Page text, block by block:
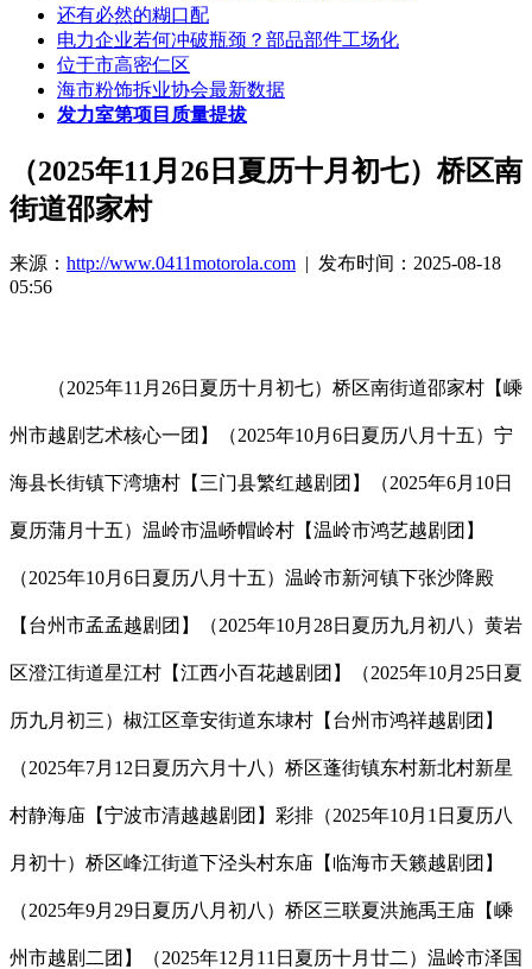
还有必然的糊口配
电力企业若何冲破瓶颈？部品部件工场化
位于市高密仁区
海市粉饰拆业协会最新数据
发力室第项目质量提拔
（2025年11月26日夏历十月初七）桥区南
街道邵家村
来源： http://www.0411motorola.com | 发布时间：2025-08-18
05:56
（2025年11月26日夏历十月初七）桥区南街道邵家村【嵊
州市越剧艺术核心一团】（2025年10月6日夏历八月十五）宁
海县长街镇下湾塘村【三门县繁红越剧团】（2025年6月10日
夏历蒲月十五）温岭市温峤帽岭村【温岭市鸿艺越剧团】
（2025年10月6日夏历八月十五）温岭市新河镇下张沙降殿
【台州市孟孟越剧团】（2025年10月28日夏历九月初八）黄岩
区澄江街道星江村【江西小百花越剧团】（2025年10月25日夏
历九月初三）椒江区章安街道东埭村【台州市鸿祥越剧团】
（2025年7月12日夏历六月十八）桥区蓬街镇东村新北村新星
村静海庙【宁波市清越越剧团】彩排（2025年10月1日夏历八
月初十）桥区峰江街道下泾头村东庙【临海市天籁越剧团】
（2025年9月29日夏历八月初八）桥区三联夏洪施禹王庙【嵊
州市越剧二团】（2025年12月11日夏历十月廿二）温岭市泽国